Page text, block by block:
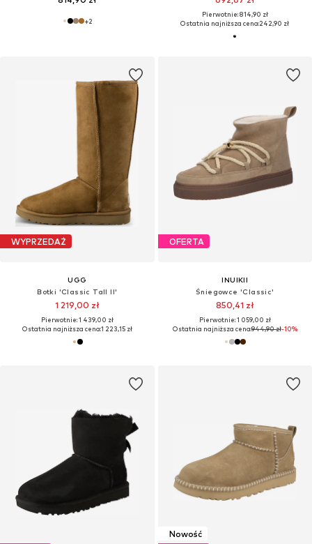
+2
Pierwotnie: 814,90 zł
Ostatnia najniższa cena:242,90 zł
WYPRZEDAŻ
UGG
Botki 'Classic Tall II'
1 219,00 zł
Pierwotnie: 1 439,00 zł
Ostatnia najniższa cena:1 223,15 zł
OFERTA
INUIKII
Śniegowce 'Classic'
850,41 zł
Pierwotnie: 1 059,00 zł
Ostatnia najniższa cena:944,90 zł-10%
Nowość